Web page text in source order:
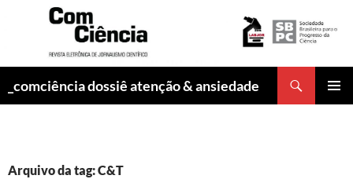
_comciência dossiê atenção & ansiedade
Arquivo da tag: C&T